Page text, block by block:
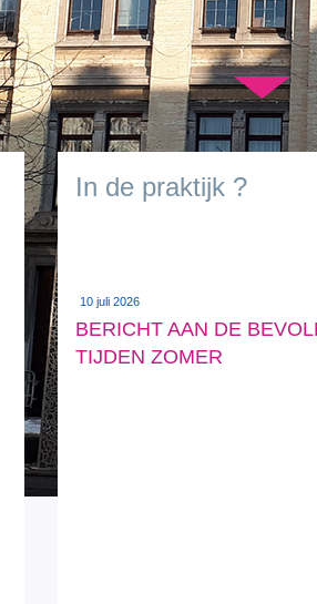
▼
In de praktijk ?
10 juli 2026
BERICHT AAN DE
TIJDEN ZOMER